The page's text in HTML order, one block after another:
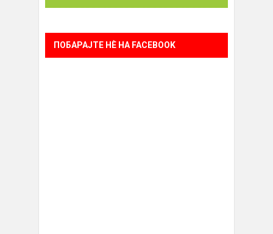
ПОБАРАЈТЕ НÈ НА FACEBOOK